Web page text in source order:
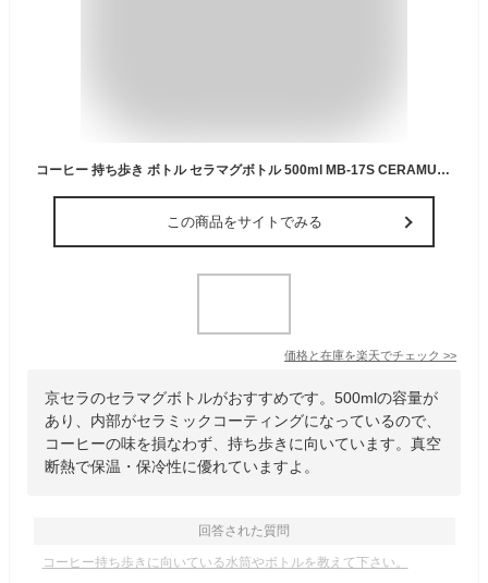
コーヒー 持ち歩き ボトル セラマグボトル 500ml MB-17S CERAMUG 京セラ | 真空断熱構造 保温 保冷 タンブラー マイボトル カップ 蓋付き 携帯 マグ マグボトル 水筒 持ち運び 通勤 オフィス コー
この商品をサイトでみる
価格と在庫を楽天でチェック >>
京セラのセラマグボトルがおすすめです。500mlの容量が
あり、内部がセラミックコーティングになっているので、
コーヒーの味を損なわず、持ち歩きに向いています。真空
断熱で保温・保冷性に優れていますよ。
回答された質問
コーヒー持ち歩きに向いている水筒やボトルを教えて下さい。